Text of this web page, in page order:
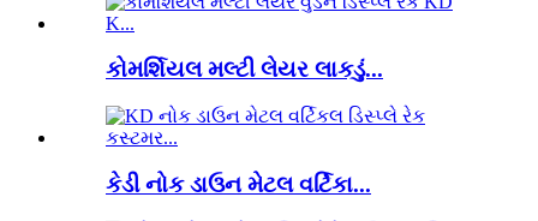
કોમર્શિયલ મલ્ટી લેયર લાકડું...
કેડી નોક ડાઉન મેટલ વર્ટિકા...